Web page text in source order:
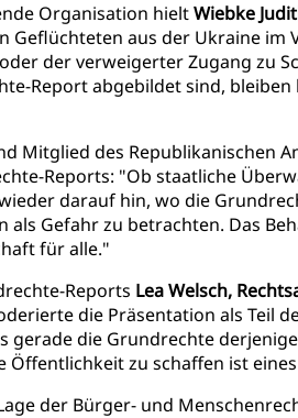
Organisation hieltWiebke
Geflüchteten aus der Ukraine
der verweigerter Zugang zu
Report abgebildet sind,
Mitglied des Republikanischen
Reports: "Ob staatliche
darauf hin, wo die
Gefahr zu betrachten. Das
für alle."
Reports Lea Welsch,
die Präsentation als
gerade die Grundrechte
zu schaffen ist
der Bürger- und